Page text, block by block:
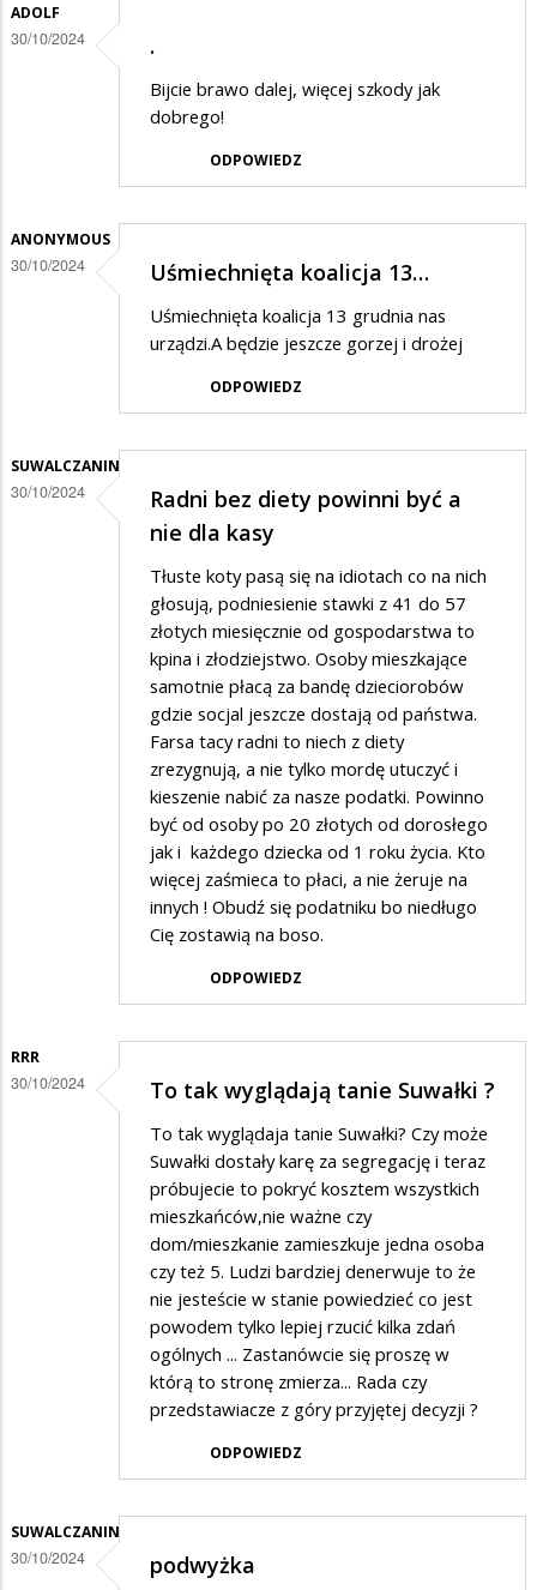
odpowiedzi
ADOLF
30/10/2024 .
Bijcie brawo dalej, więcej szkody jak
dobrego!
ODPOWIEDZ
ANONYMOUS
30/10/2024 Uśmiechnięta koalicja 13…
Uśmiechnięta koalicja 13 grudnia nas
urządzi.A będzie jeszcze gorzej i drożej
ODPOWIEDZ
SUWALCZANIN
30/10/2024
Radni bez diety powinni być a
nie dla kasy
Tłuste koty pasą się na idiotach co na nich
głosują, podniesienie stawki z 41 do 57
złotych miesięcznie od gospodarstwa to
kpina i złodziejstwo. Osoby mieszkające
samotnie płacą za bandę dzieciorobów
gdzie socjal jeszcze dostają od państwa.
Farsa tacy radni to niech z diety
zrezygnują, a nie tylko mordę utuczyć i
kieszenie nabić za nasze podatki. Powinno
być od osoby po 20 złotych od dorosłego
jak i każdego dziecka od 1 roku życia. Kto
więcej zaśmieca to płaci, a nie żeruje na
innych ! Obudź się podatniku bo niedługo
Cię zostawią na boso.
ODPOWIEDZ
RRR
30/10/2024 To tak wyglądają tanie Suwałki ?
To tak wyglądaja tanie Suwałki? Czy może
Suwałki dostały karę za segregację i teraz
próbujecie to pokryć kosztem wszystkich
mieszkańców,nie ważne czy
dom/mieszkanie zamieszkuje jedna osoba
czy też 5. Ludzi bardziej denerwuje to że
nie jesteście w stanie powiedzieć co jest
powodem tylko lepiej rzucić kilka zdań
ogólnych ... Zastanówcie się proszę w
którą to stronę zmierza... Rada czy
przedstawiacze z góry przyjętej decyzji ?
ODPOWIEDZ
SUWALCZANIN
30/10/2024 podwyżka